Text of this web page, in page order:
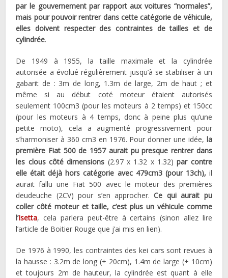
par le gouvernement par rapport aux voitures “normales”,
mais pour pouvoir rentrer dans cette catégorie de véhicule,
elles doivent respecter des contraintes de tailles et de
cylindrée.
De 1949 à 1955, la taille maximale et la cylindrée
autorisée a évolué régulièrement jusqu’à se stabiliser à un
gabarit de : 3m de long, 1.3m de large, 2m de haut ; et
même si au début coté moteur étaient autorisés
seulement 100cm3 (pour les moteurs à 2 temps) et 150cc
(pour les moteurs à 4 temps, donc à peine plus qu’une
petite moto), cela a augmenté progressivement pour
s’harmoniser à 360 cm3 en 1976. Pour donner une idée, la
première Fiat 500 de 1957 aurait pu presque rentrer dans
les clous côté dimensions (2.97 x 1.32 x 1.32) par contre
elle était déjà hors catégorie avec 479cm3 (pour 13ch), il
aurait fallu une Fiat 500 avec le moteur des premières
deudeuche (2CV) pour s’en approcher.Ce qui aurait pu
coller côté moteur et taille, c’est plus un véhicule comme
l’Isetta, cela parlera peut-être à certains (sinon allez lire
l’article de Boitier Rouge que j’ai mis en lien).
De 1976 à 1990, les contraintes des kei cars sont revues à
la hausse : 3.2m de long (+ 20cm), 1.4m de large (+ 10cm)
et toujours 2m de hauteur, la cylindrée est quant à elle